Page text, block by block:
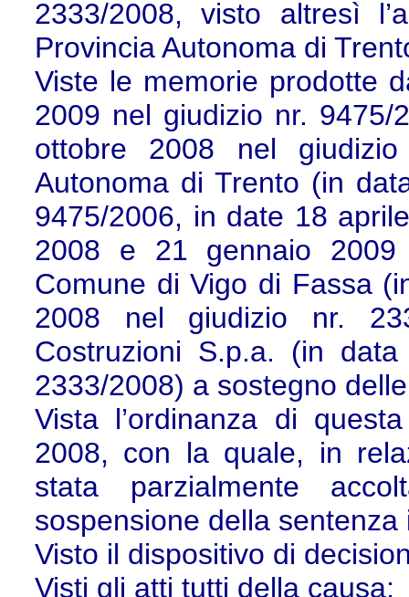
2333/2008, visto altresì
Provincia Autonoma di
Viste le memorie prodotte
2009 nel giudizio nr.
ottobre 2008 nel
Autonoma di Trento (in
9475/2006, in date 18
2008 e 21 gennaio
Comune di Vigo di Fassa
2008 nel giudizio nr.
Costruzioni S.p.a. (in
2333/2008) a sostegno
Vista l’ordinanza di
2008, con la quale, in
stata parzialmente
sospensione della sentenza
Visto il dispositivo di
Visti gli atti tutti della causa;